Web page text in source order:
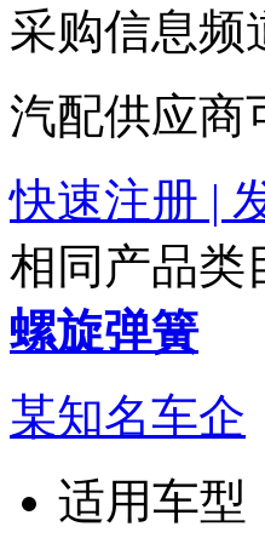
采购信息频
汽配供应商
快速注册 |
相同产品类
螺旋弹簧
某知名车企
适用车型